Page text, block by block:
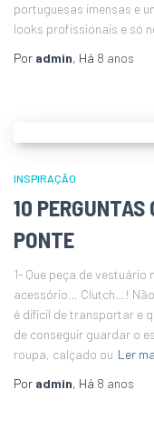
portuguesas imensas e
looks profissionais e só
Por admin, Há 8 anos
INSPIRAÇÃO
10
PONTE
1- Que peça de vestuário
acessório… Clutch…!
é difícil de transportar e
de conseguir guardar o
roupa, calçado ou Ler
Por admin, Há 8 anos